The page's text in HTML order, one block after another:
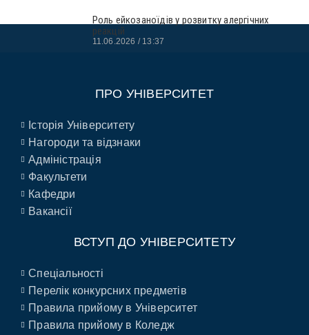
Роль ейкозаноїдів у розвитку алергічних
реакцій
11.06.2026 13:37
ПРО УНІВЕРСИТЕТ
Історія Університету
Нагороди та відзнаки
Адміністрація
Факультети
Кафедри
Вакансії
ВСТУП ДО УНІВЕРСИТЕТУ
Спеціальності
Перелік конкурсних предметів
Правила прийому в Університет
Правила прийому в Коледж